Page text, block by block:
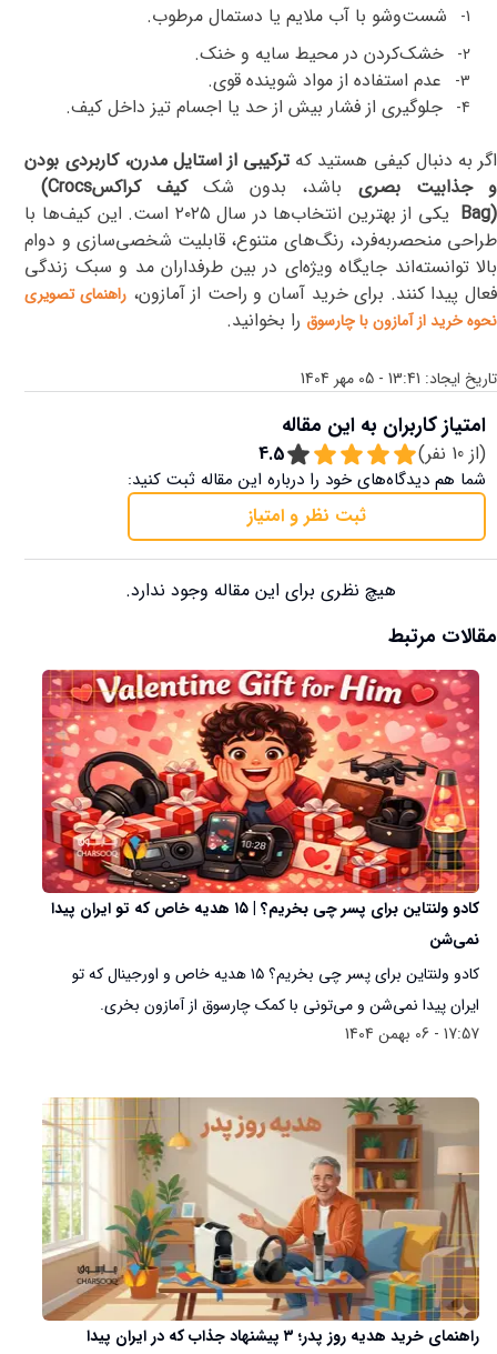
1-
شست‌وشو با آب ملایم یا دستمال مرطوب.
2- خشک‌کردن در محیط سایه و خنک.
3- عدم استفاده از مواد شوینده قوی.
4- جلوگیری از فشار بیش از حد یا اجسام تیز داخل کیف.
اگر به دنبال کیفی هستید کهترکیبی از استایل مدرن، کاربردی بودن
و جذابیت بصری باشد، بدون شککیف کراکس(Crocs
Bag) یکی از بهترین انتخاب‌ها در سال ۲۰۲۵ است. این کیف‌ها با
طراحی منحصربه‌فرد، رنگ‌های متنوع، قابلیت شخصی‌سازی و دوام
بالا توانسته‌اند جایگاه ویژه‌ای در بین طرفداران مد و سبک زندگی
فعال پیدا کنند. برای خرید آسان و راحت از آمازون، راهنمای تصویری
نحوه خرید از آمازون با چارسوق را بخوانید.
تاریخ ایجاد: 13:41 - 05 مهر 1404
امتیاز کاربران به این مقاله
(از 10 نفر) 4.5
شما هم دیدگاه‌های خود را درباره این مقاله ثبت کنید:
ثبت نظر و امتیاز
هیچ نظری برای این مقاله وجود ندارد.
مقالات مرتبط
کادو ولنتاین برای پسر چی بخریم؟ | ۱۵ هدیه خاص که تو ایران پیدا
نمی‌شن
کادو ولنتاین برای پسر چی بخریم؟ ۱۵ هدیه خاص و اورجینال که تو
ایران پیدا نمی‌شن و می‌تونی با کمک چارسوق از آمازون بخری.
17:57 - 06 بهمن 1404
راهنمای خرید هدیه روز پدر؛ ۳ پیشنهاد جذاب که در ایران پیدا